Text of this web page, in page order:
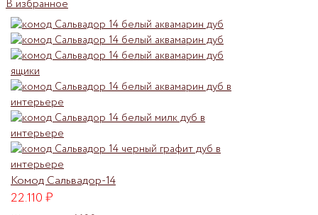
В избранное
Комод Сальвадор-14
22.110₽